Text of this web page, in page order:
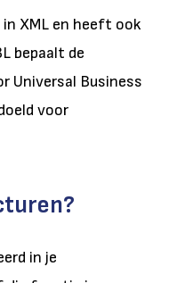
XML en heeft ook
bepaalt de
Universal Business
voor
in je